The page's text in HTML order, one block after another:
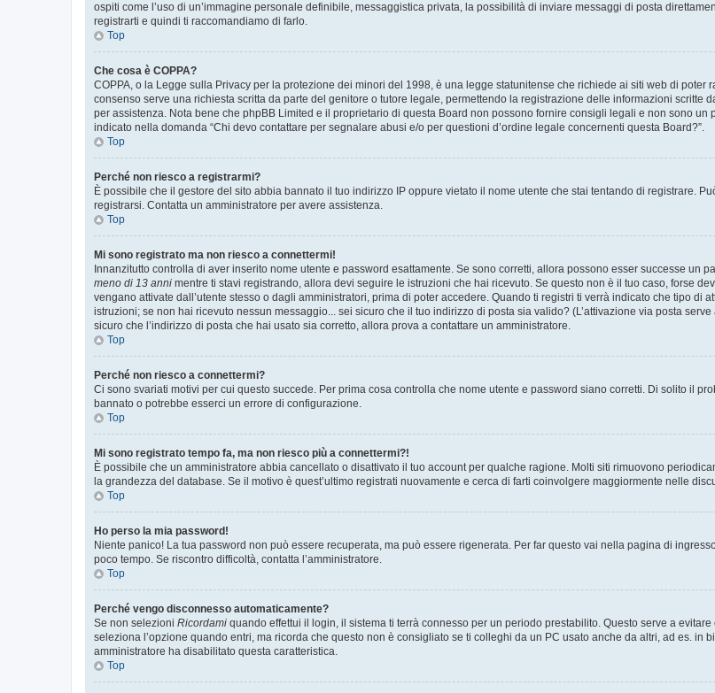
ospiti come l’uso di un’immagine personale definibile, messaggistica privata, la possibilità di inviare messaggi di posta
registrarti e quindi ti raccomandiamo di farlo.
Top
Che cosa è COPPA?
COPPA, o la Legge sulla Privacy per la protezione dei minori del 1998, è una legge statunitense che richiede ai siti web di
consenso serve una richiesta scritta da parte del genitore o tutore legale, permettendo la registrazione delle informazioni scritte
per assistenza. Nota bene che phpBB Limited e il proprietario di questa Board non possono fornire consigli legali e non sono
indicato nella domanda “Chi devo contattare per segnalare abusi e/o per questioni d’ordine legale concernenti questa Board?”.
Top
Perché non riesco a registrarmi?
È possibile che il gestore del sito abbia bannato il tuo indirizzo IP oppure vietato il nome utente che stai tentando di registrare.
registrarsi. Contatta un amministratore per avere assistenza.
Top
Mi sono registrato ma non riesco a connettermi!
Innanzitutto controlla di aver inserito nome utente e password esattamente. Se sono corretti, allora possono esser successe un
meno di 13 anni mentre ti stavi registrando, allora devi seguire le istruzioni che hai ricevuto. Se questo non è il tuo caso, forse
vengano attivate dall’utente stesso o dagli amministratori, prima di poter accedere. Quando ti registri ti verrà indicato che tipo di
istruzioni; se non hai ricevuto nessun messaggio... sei sicuro che il tuo indirizzo di posta sia valido? (L’attivazione via posta
sicuro che l’indirizzo di posta che hai usato sia corretto, allora prova a contattare un amministratore.
Top
Perché non riesco a connettermi?
Ci sono svariati motivi per cui questo succede. Per prima cosa controlla che nome utente e password siano corretti. Di solito il
bannato o potrebbe esserci un errore di configurazione.
Top
Mi sono registrato tempo fa, ma non riesco più a connettermi?!
È possibile che un amministratore abbia cancellato o disattivato il tuo account per qualche ragione. Molti siti rimuovono
la grandezza del database. Se il motivo è quest’ultimo registrati nuovamente e cerca di farti coinvolgere maggiormente nelle
Top
Ho perso la mia password!
Niente panico! La tua password non può essere recuperata, ma può essere rigenerata. Per far questo vai nella pagina di
poco tempo. Se riscontro difficoltà, contatta l’amministratore.
Top
Perché vengo disconnesso automaticamente?
Se non selezioni Ricordami quando effettui il login, il sistema ti terrà connesso per un periodo prestabilito. Questo serve a
seleziona l’opzione quando entri, ma ricorda che questo non è consigliato se ti colleghi da un PC usato anche da altri, ad es. in
amministratore ha disabilitato questa caratteristica.
Top